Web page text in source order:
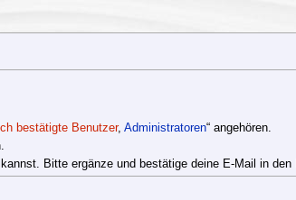
bestätigte Benutzer, Administratoren“ angehören.
Bitte ergänze und bestätige deine E-Mail in den